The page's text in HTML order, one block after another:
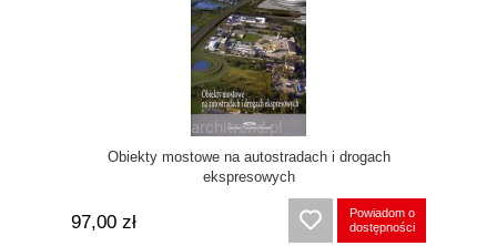
Obiekty mostowe na autostradach i drogach
ekspresowych
97,00 zł
Powiadom o
dostępności